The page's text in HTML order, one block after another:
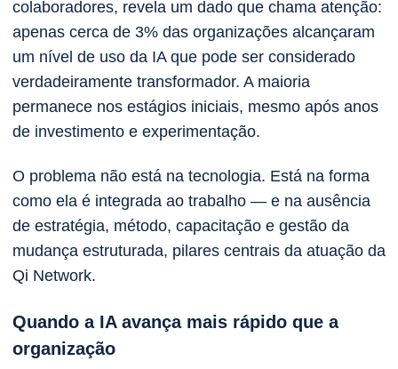
colaboradores, revela um dado que chama atenção:
apenas cerca de 3% das organizações alcançaram
um nível de uso da IA que pode ser considerado
verdadeiramente transformador. A maioria
permanece nos estágios iniciais, mesmo após anos
de investimento e experimentação.
O problema não está na tecnologia. Está na forma
como ela é integrada ao trabalho — e na ausência
de estratégia, método, capacitação e gestão da
mudança estruturada, pilares centrais da atuação da
Qi Network.
Quando a IA avança mais rápido que a
organização